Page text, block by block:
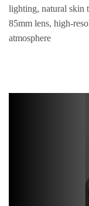
lighting, natural skin
85mm lens, high-
atmosphere